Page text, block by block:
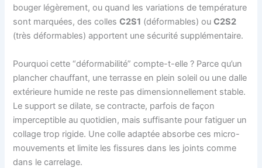
bouger légèrement, ou quand les variations de température
sont marquées, des collesC2S1 (déformables) ouC2S2
(très déformables) apportent une sécurité supplémentaire.
Pourquoi cette “déformabilité” compte-t-elle ? Parce qu’un
plancher chauffant, une terrasse en plein soleil ou une dalle
extérieure humide ne reste pas dimensionnellement stable.
Le support se dilate, se contracte, parfois de façon
imperceptible au quotidien, mais suffisante pour fatiguer un
collage trop rigide. Une colle adaptée absorbe ces micro-
mouvements et limite les fissures dans les joints comme
dans le carrelage.